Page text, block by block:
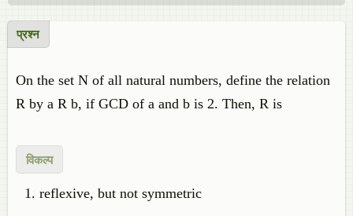
प्रश्न
On the set N of all natural numbers, define the relation
R by a R b, if GCD of a and b is 2. Then, R is
विकल्प
reflexive, but not symmetric